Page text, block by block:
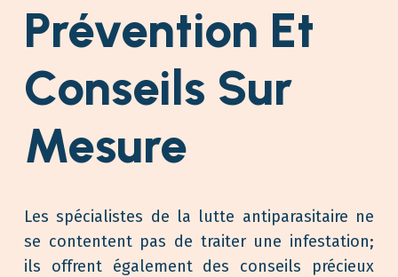
Prévention Et
Conseils Sur
Mesure
Les spécialistes de la lutte antiparasitaire ne
se contentent pas de traiter une infestation;
ils offrent également des conseils précieux